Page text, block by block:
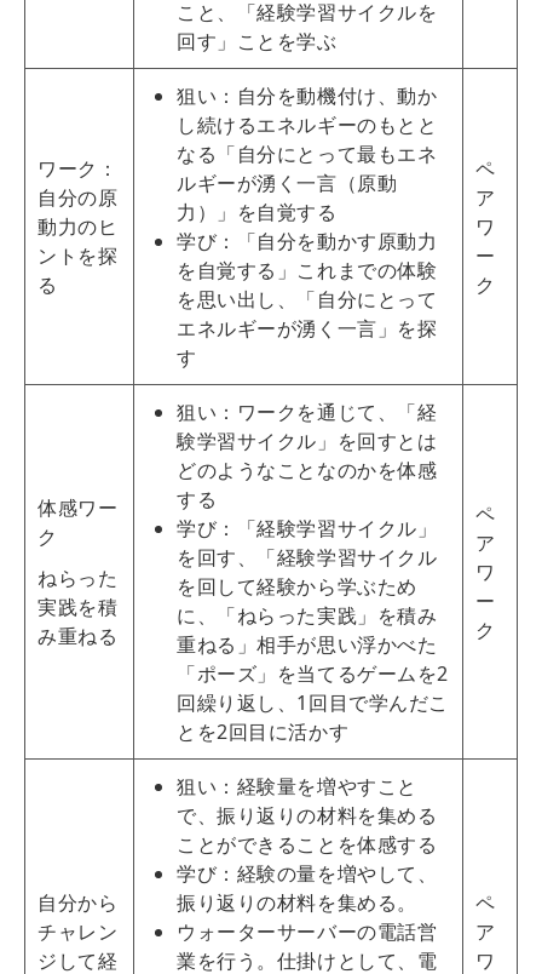
こと、「経験学習サイクルを
回す」ことを学ぶ
ワーク：
自分の原
動力のヒ
ントを探
る
狙い：自分を動機付け、動か
し続けるエネルギーのもとと
なる「自分にとって最もエネ
ルギーが湧く一言（原動
力）」を自覚する
学び：「自分を動かす原動力
を自覚する」これまでの体験
を思い出し、「自分にとって
エネルギーが湧く一言」を探
す
ペ
ア
ワ
ー
ク
体感ワー
ク
ねらった
実践を積
み重ねる
狙い：ワークを通じて、「経
験学習サイクル」を回すとは
どのようなことなのかを体感
する
学び：「経験学習サイクル」
を回す、「経験学習サイクル
を回して経験から学ぶため
に、「ねらった実践」を積み
重ねる」相手が思い浮かべた
「ポーズ」を当てるゲームを2
回繰り返し、1回目で学んだこ
とを2回目に活かす
ペ
ア
ワ
ー
ク
自分から
チャレン
ジして経
狙い：経験量を増やすこと
で、振り返りの材料を集める
ことができることを体感する
学び：経験の量を増やして、
振り返りの材料を集める。
ウォーターサーバーの電話営
業を行う。仕掛けとして、電
ペ
ア
ワ